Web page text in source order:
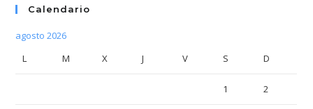
Calendario
agosto 2026
L
M X J V S D
1 2